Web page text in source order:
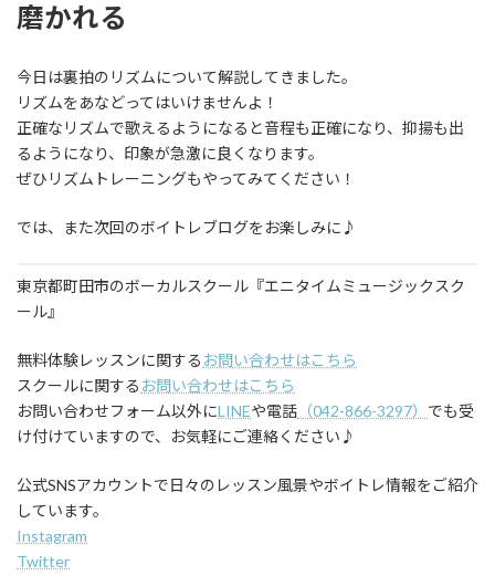
磨かれる
今日は裏拍のリズムについて解説してきました。
リズムをあなどってはいけませんよ！
正確なリズムで歌えるようになると音程も正確になり、抑揚も出
るようになり、印象が急激に良くなります。
ぜひリズムトレーニングもやってみてください！
では、また次回のボイトレブログをお楽しみに♪
東京都町田市のボーカルスクール『エニタイムミュージックスク
ール』
無料体験レッスンに関する お問い合わせはこちら
スクールに関する お問い合わせはこちら
お問い合わせフォーム以外にLINEや電話 （042-866-3297） でも受
け付けていますので、お気軽にご連絡ください♪
公式SNSアカウントで日々のレッスン風景やボイトレ情報をご紹介
しています。
Instagram
Twitter